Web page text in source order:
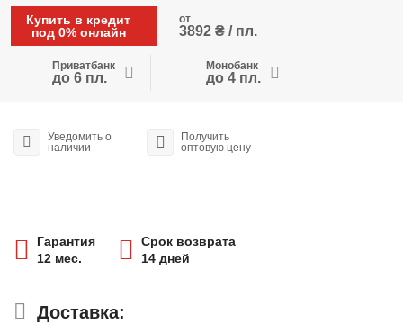
Купить в кредит
под 0% онлайн
от
3892 ₴ / пл.
Приватбанк
до 6 пл.
Монобанк
до 4 пл.
Уведомить о
наличии
Получить
оптовую цену
Гарантия
12 мес.
Срок возврата
14 дней
Доставка: